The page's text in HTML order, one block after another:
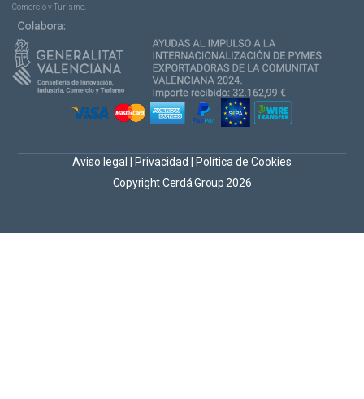
Comercio y Turismo.
Copyright Cerdá Group 2026
Aviso legal Privacidad Política de Cookies